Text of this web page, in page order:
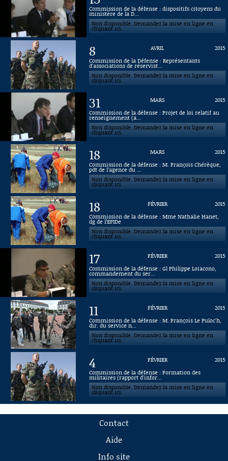
Connaissance, Histoire
Commission de la défense : dispositifs citoyens du
ministère de la D...
Non disponible. Demandez la mise en ligne en
cliquant ici.
8 AVRIL
2015
Commission de la Défense : Représentants
d'associations de réservist...
Non disponible. Demandez la mise en ligne en
cliquant ici.
31 MARS
2015
Commission de la défense : Projet de loi relatif au
renseignement (a...
Non disponible. Demandez la mise en ligne en
cliquant ici.
18 MARS
2015
Commission de la défense : M. François Chérèque,
pdt de l'agence du ...
Non disponible. Demandez la mise en ligne en
cliquant ici.
18 FÉVRIER
2015
Commission de la défense : Mme Nathalie Hanet,
dg de l’EPIDe
Non disponible. Demandez la mise en ligne en
cliquant ici.
17 FÉVRIER
2015
Commission de la défense : Gl Philippe Loiacono,
commandement du ser...
Non disponible. Demandez la mise en ligne en
cliquant ici.
11 FÉVRIER
2015
Commission de la défense : M. François Le Puloc'h,
dir. du service n...
Non disponible. Demandez la mise en ligne en
cliquant ici.
4 FÉVRIER
2015
Commission de la défense : Formation des
militaires (rapport d'infor...
Non disponible. Demandez la mise en ligne en
cliquant ici.
Contact
Aide
Info site